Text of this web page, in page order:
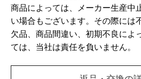
商品によっては、メーカー生産中
い場合もございます。その際には
欠品、商品間違い、初期不良によ
ては、当社は責任を負いません。